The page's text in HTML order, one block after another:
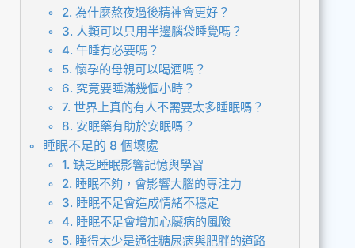
2. 為什麼熬夜過後精神會更好？
3. 人類可以只用半邊腦袋睡覺嗎？
4. 午睡有必要嗎？
5. 懷孕的母親可以喝酒嗎？
6. 究竟要睡滿幾個小時？
7. 世界上真的有人不需要太多睡眠嗎？
8. 安眠藥有助於安眠嗎？
睡眠不足的 8 個壞處
1. 缺乏睡眠影響記憶與學習
2. 睡眠不夠，會影響大腦的專注力
3. 睡眠不足會造成情緒不穩定
4. 睡眠不足會增加心臟病的風險
5. 睡得太少是通往糖尿病與肥胖的道路